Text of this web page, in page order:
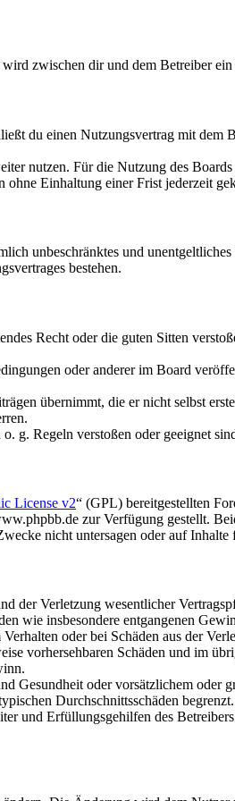
zwischen dir und dem Betreiber
du einen Nutzungsvertrag mit dem
nutzen. Für die Nutzung des
Einhaltung einer Frist jederzeit
unbeschränktes und
bestehen.
Recht oder die guten Sitten
oder anderer im Board
übernimmt, die er nicht selbst
g. Regeln verstoßen oder geeignet
License v2“ (GPL) bereitgestellten
zur Verfügung gestellt.
nicht untersagen oder auf Inhalte
der Verletzung wesentlicher
wie insbesondere entgangenen
oder bei Schäden aus der
vorhersehbaren Schäden und im
oder vorsätzlichem oder
Durchschnittsschäden
und Erfüllungsgehilfen des